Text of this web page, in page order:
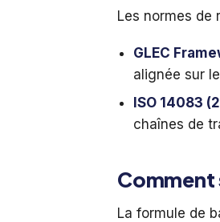
Les normes de
GLEC
alignée sur
ISO 14083
chaînes de
Comment
La formule de